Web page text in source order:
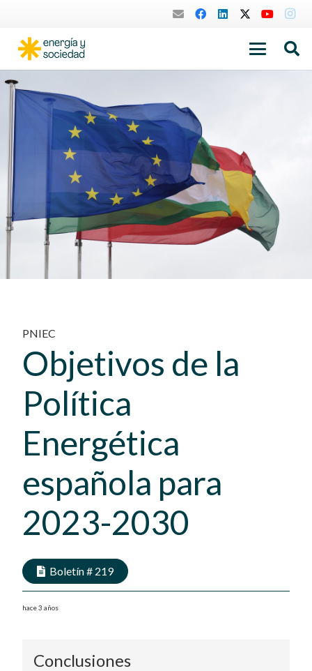
PNIEC
Objetivos de la
Política
Energética
española para
2023-2030
Boletín # 219
hace 3 años
Conclusiones